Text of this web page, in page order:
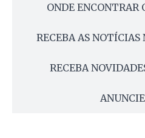
ONDE ENCONTRAR
RECEBA AS NOTÍCIAS
RECEBA